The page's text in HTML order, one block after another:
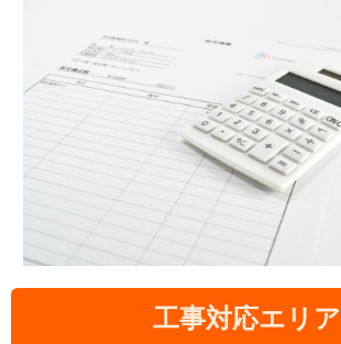
工事対応エリア